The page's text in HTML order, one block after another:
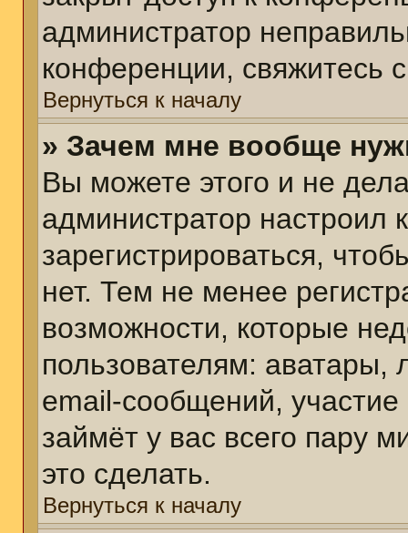
администратор
конференции, свяжитесь
Вернуться к началу
» Зачем мне вообще
Вы можете этого и не
администратор
зарегистрироваться,
нет. Тем не менее
возможности, которые
пользователям: аватары,
email-сообщений, участие
займёт у вас всего пару
это сделать.
Вернуться к началу